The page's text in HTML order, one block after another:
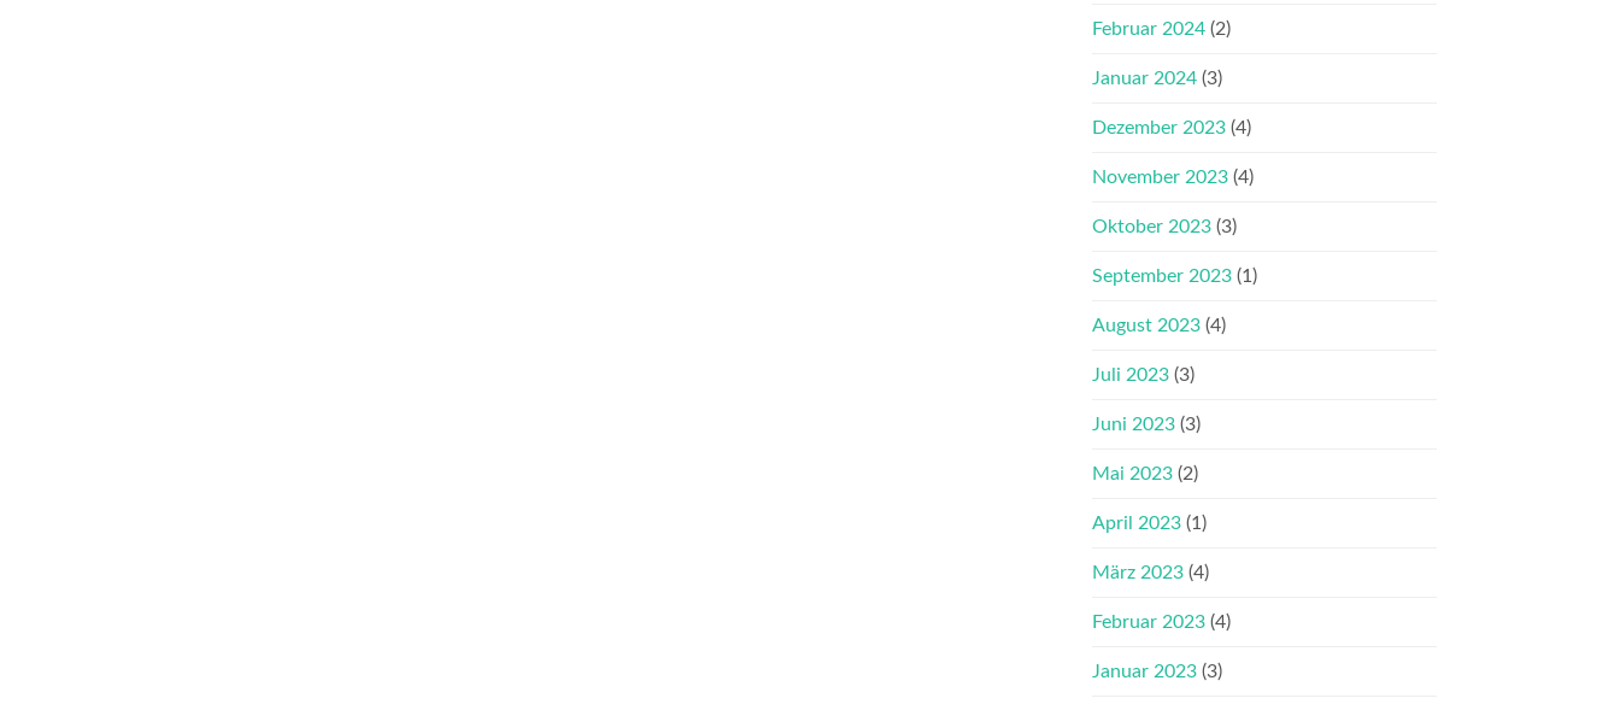
Februar 2024 (2)
Januar 2024 (3)
Dezember 2023 (4)
November 2023 (4)
Oktober 2023 (3)
September 2023 (1)
August 2023 (4)
Juli 2023 (3)
Juni 2023 (3)
Mai 2023 (2)
April 2023 (1)
März 2023 (4)
Februar 2023 (4)
Januar 2023 (3)